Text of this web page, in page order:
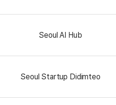
Seoul AI Hub
Seoul Startup Didimteo